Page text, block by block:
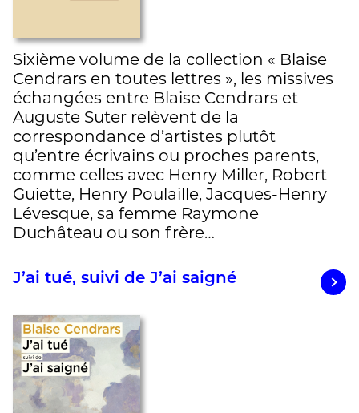
Sixième volume de la collection « Blaise
Cendrars en toutes lettres », les missives
échangées entre Blaise Cendrars et
Auguste Suter relèvent de la
correspondance d’artistes plutôt
qu’entre écrivains ou proches parents,
comme celles avec Henry Miller, Robert
Guiette, Henry Poulaille, Jacques-Henry
Lévesque, sa femme Raymone
Duchâteau ou son frère…
J’ai tué, suivi de J’ai saigné